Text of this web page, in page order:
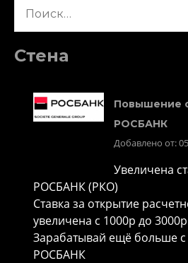
Стена
Повышение
РОСБАНК
Добавлено от:
Увеличена
РОСБАНК (РКО)
Ставка за открытие
увеличена с 1000р до
Зарабатывай ещё больше
РОСБАНК